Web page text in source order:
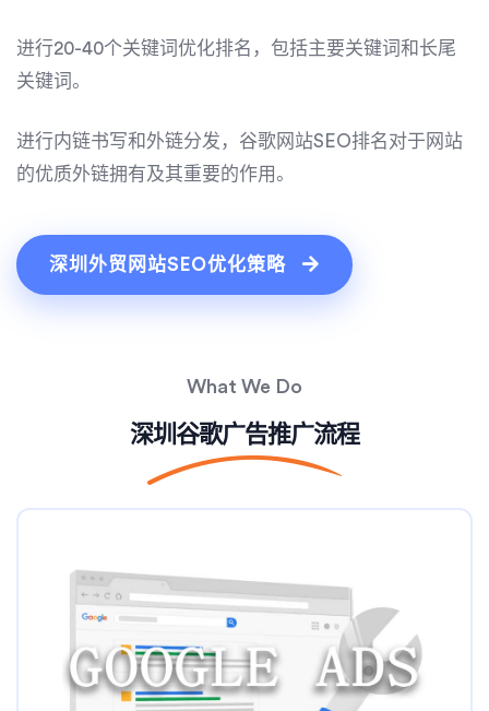
进行20-40个关键词优化排名，包括主要关键词和长尾
关键词。
进行内链书写和外链分发，谷歌网站SEO排名对于网站
的优质外链拥有及其重要的作用。
深圳外贸网站SEO优化策略
What We Do
深圳谷歌广告推广流程